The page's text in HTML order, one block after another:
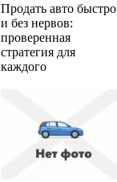
Продать авто быстро
и без нервов:
проверенная
стратегия для
каждого